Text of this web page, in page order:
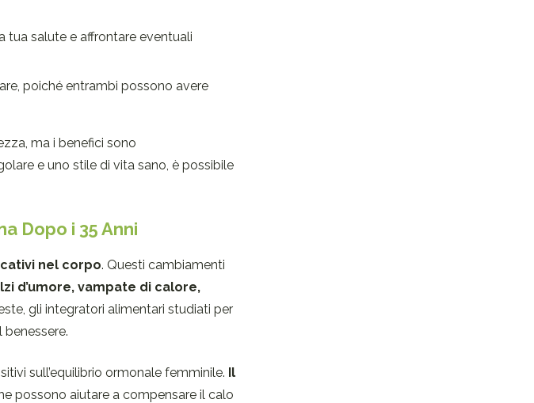
salute e affrontare eventuali
poiché entrambi possono avere
ma i benefici sono
e uno stile di vita sano, è possibile
Dopo i 35 Anni
nel corpo. Questi cambiamenti
d’umore, vampate di calore,
gli integratori alimentari studiati per
sull’equilibrio ormonale femminile. Il
possono aiutare a compensare il calo